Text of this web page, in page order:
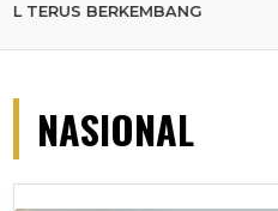
NASIONAL